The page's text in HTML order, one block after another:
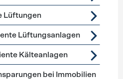
Lüftungen
Lüftungsanlagen
Kälteanlagen
bei Immobilien